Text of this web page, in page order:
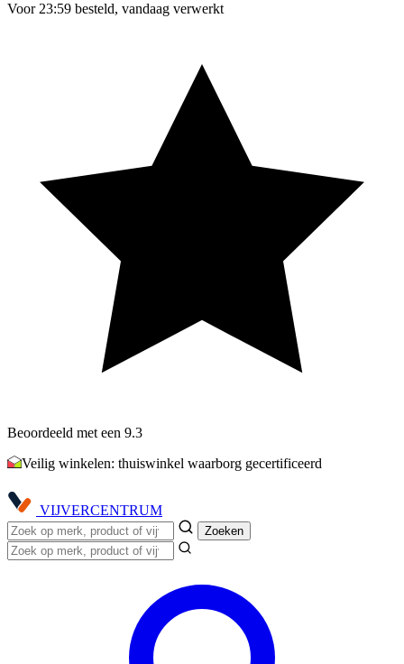
Voor 23:59 besteld, vandaag verwerkt
Beoordeeld met een 9.3
Veilig winkelen: thuiswinkel waarborg gecertificeerd
VIJVERCENTRUM
Zoeken